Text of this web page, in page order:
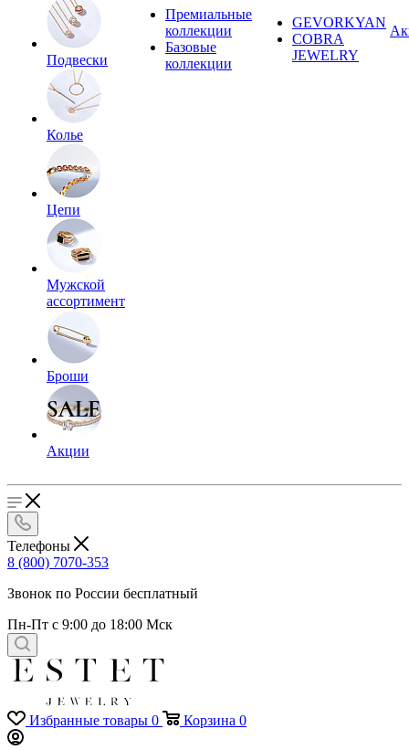
Подвески
Колье
Цепи
Мужской
ассортимент
Броши
Акции
Премиальные
коллекции
Базовые
коллекции
GEVORKYAN
COBRA
JEWELRY
Телефоны
8 (800) 7070-353
Звонок по России бесплатный
Пн-Пт с 9:00 до 18:00 Мск
Избранные товары 0 Корзина 0